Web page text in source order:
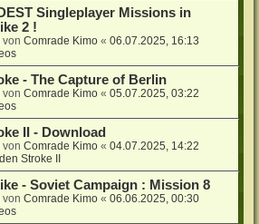
Singleplayer Missions in
2 !
vonComrade Kimo «06.07.2025, 16:13
- The Capture of Berlin
vonComrade Kimo «05.07.2025, 03:22
II - Download
vonComrade Kimo «04.07.2025, 14:22
Stroke II
- Soviet Campaign : Mission 8
vonComrade Kimo «06.06.2025, 00:30